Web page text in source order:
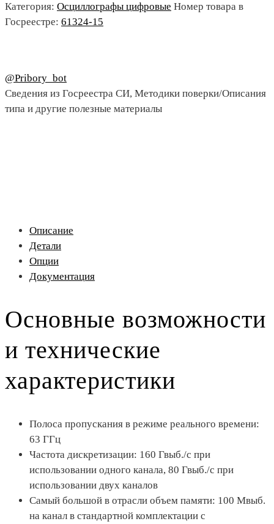
Категория: Осциллографы цифровые Номер товара в
Госреестре: 61324-15
@Pribory_bot
Сведения из Госреестра СИ, Методики поверки/Описания
типа и другие полезные материалы
Описание
Детали
Опции
Документация
Основные возможности
и технические
характеристики
Полоса пропускания в режиме реального времени:
63 ГГц
Частота дискретизации: 160 Гвыб./с при
использовании одного канала, 80 Гвыб./с при
использовании двух каналов
Самый большой в отрасли объем памяти: 100 Мвыб.
на канал в стандартной комплектации с